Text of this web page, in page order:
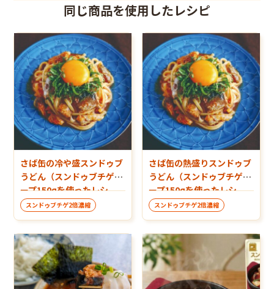
同じ商品を使用したレシピ
さば缶の冷や盛スンドゥブ
うどん（スンドゥブチゲス
ープ150gを使ったレシ
ピ）
スンドゥブチゲ2倍濃縮
さば缶の熱盛りスンドゥブ
うどん（スンドゥブチゲス
ープ150gを使ったレシ
ピ）
スンドゥブチゲ2倍濃縮